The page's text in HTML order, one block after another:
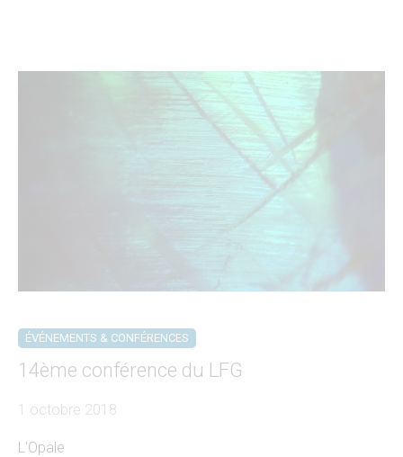
ÉVÉNEMENTS & CONFÉRENCES
14ème conférence du LFG
1 octobre 2018
L'Opale